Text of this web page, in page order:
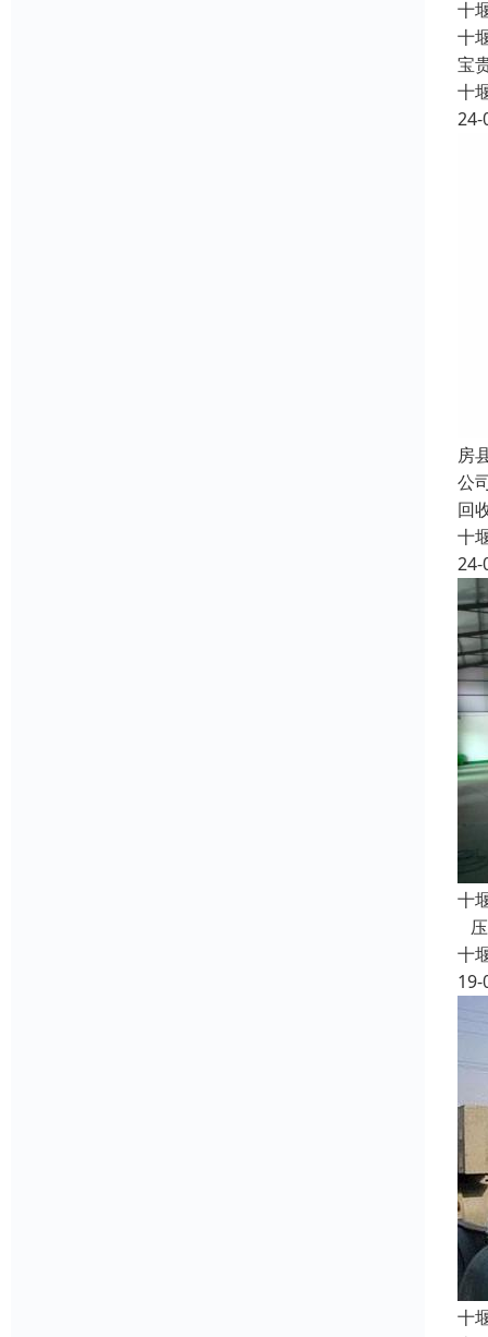
十
十
宝
十
24-
房
公
回
十
24-
十
十
19-
十